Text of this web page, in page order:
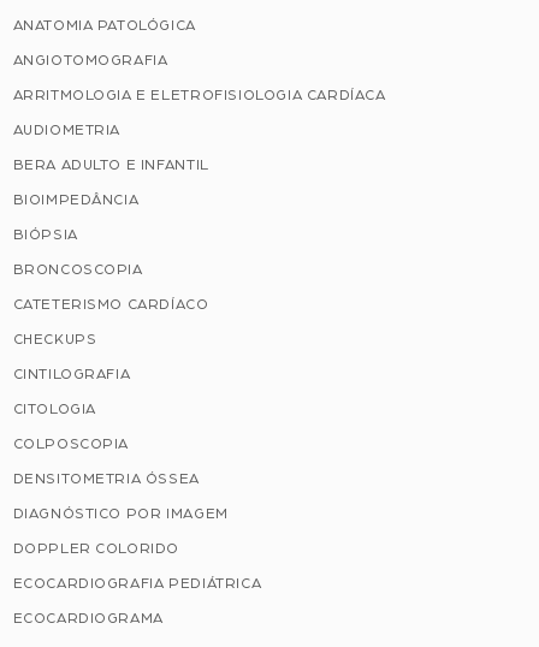
ANATOMIA PATOLÓGICA
ANGIOTOMOGRAFIA
ARRITMOLOGIA E ELETROFISIOLOGIA CARDÍACA
AUDIOMETRIA
BERA ADULTO E INFANTIL
BIOIMPEDÂNCIA
BIÓPSIA
BRONCOSCOPIA
CATETERISMO CARDÍACO
CHECKUPS
CINTILOGRAFIA
CITOLOGIA
COLPOSCOPIA
DENSITOMETRIA ÓSSEA
DIAGNÓSTICO POR IMAGEM
DOPPLER COLORIDO
ECOCARDIOGRAFIA PEDIÁTRICA
ECOCARDIOGRAMA